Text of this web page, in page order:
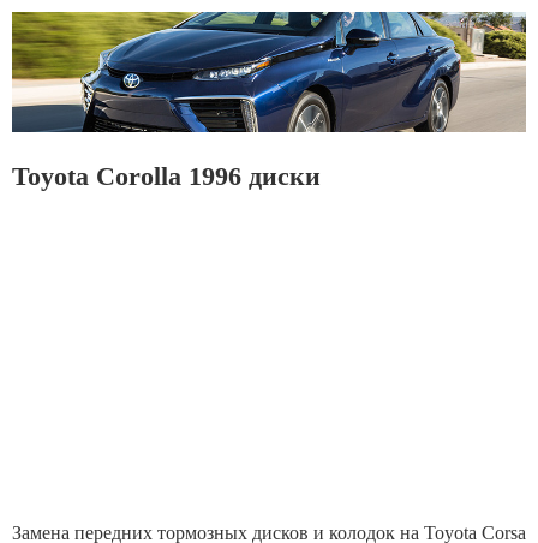
Toyota Corolla 1996 диски
Замена передних тормозных дисков и колодок на Toyota Corsa